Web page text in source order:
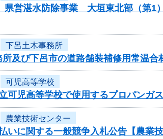
県営湛水防除事業 大垣東北部（第
下呂土木事務所
及び下呂市の道路舗装補修用常温
可児高等学校
児高等学校で使用するプロパンガ
農業技術センター
いに関する一般競争入札公告【農業技